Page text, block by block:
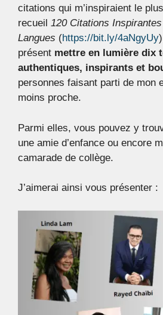
citations qui m’inspiraient le
recueil 120 Citations
Langues (https://bit.ly/4aNgyUy
présent mettre en lumière dix
authentiques, inspirants et
personnes faisant parti de mon
moins proche.
Parmi elles, vous pouvez y
une amie d’enfance ou encore
camarade de collège.
J’aimerai ainsi vous présenter :